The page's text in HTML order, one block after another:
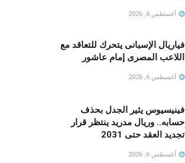
أغسطس 6, 2026
فياريال الإسبانى يتحرك للتعاقد مع
اللاعب المصرى إمام عاشور
أغسطس 6, 2026
فينيسيوس يثير الجدل بحذف
حسابه.. وريال مدريد ينتظر قرار
تجديد العقد حتى 2031
أغسطس 6, 2026